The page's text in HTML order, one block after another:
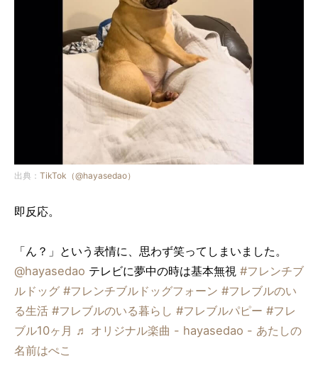
出典： TikTok（@hayasedao）
即反応。
「ん？」という表情に、思わず笑ってしまいました。
@hayasedao テレビに夢中の時は基本無視 #フレンチブ
ルドッグ #フレンチブルドッグフォーン #フレブルのい
る生活 #フレブルのいる暮らし #フレブルパピー #フレ
ブル10ヶ月 ♬ オリジナル楽曲 - hayasedao - あたしの
名前はぺこ